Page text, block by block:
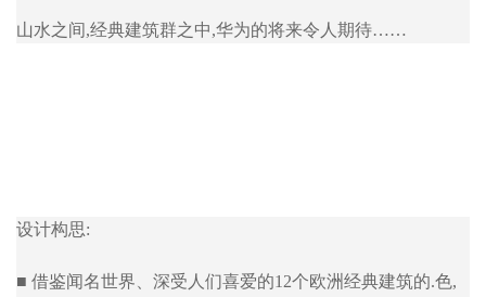
山水之间,经典建筑群之中,华为的将来令人期待……
设计构思:
■ 借鉴闻名世界、深受人们喜爱的12个欧洲经典建筑的.色,